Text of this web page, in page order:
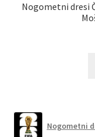
Nogometni dresi
Nogometni